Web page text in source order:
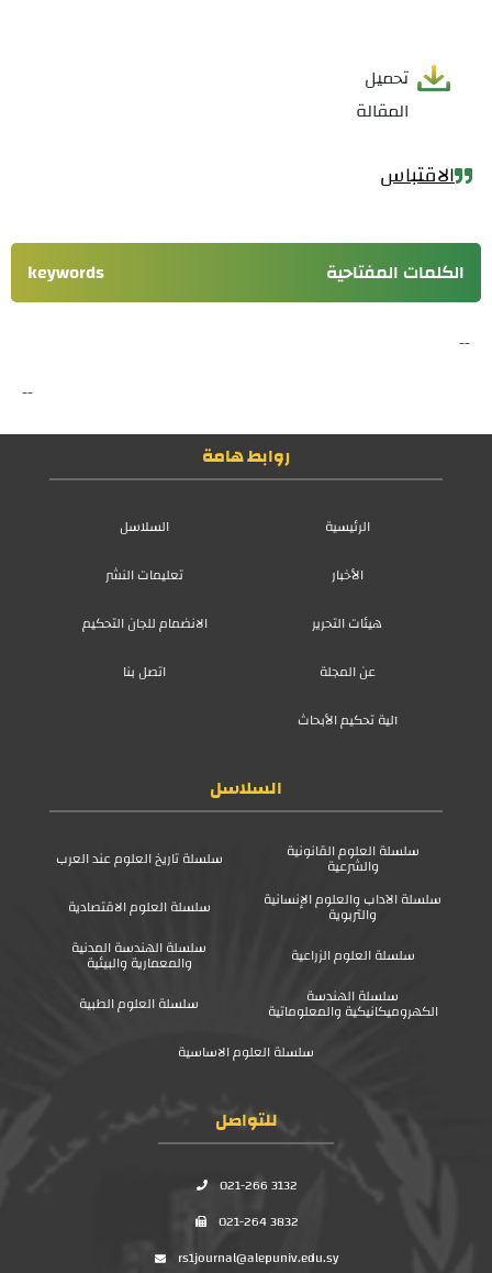
تحميل
المقالة
الاقتباس
الكلمات المفتاحية keywords
--
--
روابط هامة
الرئيسية
السلاسل
الأخبار
تعليمات النشر
هيئات التحرير
الانضمام للجان التحكيم
عن المجلة
اتصل بنا
آلية تحكيم الأبحاث
السلاسل
سلسلة العلوم القانونية
والشرعية
سلسلة تاريخ العلوم عند العرب
سلسلة الآداب والعلوم الإنسانية
والتربوية
سلسلة العلوم الاقتصادية
سلسلة العلوم الزراعية
سلسلة الهندسة المدنية
والمعمارية والبيئية
سلسلة الهندسة
الكهروميكانيكية والمعلوماتية
سلسلة العلوم الطبية
سلسلة العلوم الاساسية
للتواصل
021-266 3132
021-264 3832
rs1journal@alepuniv.edu.sy